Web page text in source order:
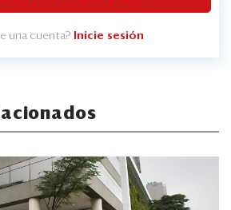
una cuenta? Inicie sesión